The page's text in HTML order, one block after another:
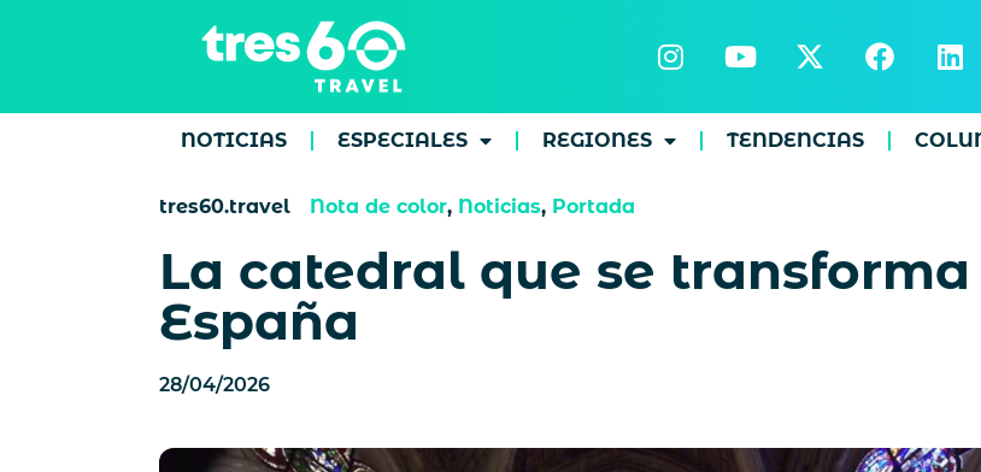
NOTICIAS ESPECIALES REGIONES TENDENCIAS
tres60.travel Nota de color, Noticias, Portada
La catedral que se
España
28/04/2026